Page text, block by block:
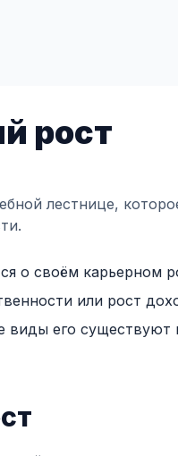
рост
лестнице,
о своём карьерном
или рост
виды его